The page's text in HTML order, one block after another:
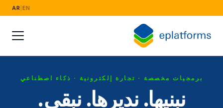
EN
AR
برمجيات مخصصة · تجارة إلكترونية · ذكاء اصطناعي
نبنيها. نديرها. نبقى.
الأزياء والتجزئة